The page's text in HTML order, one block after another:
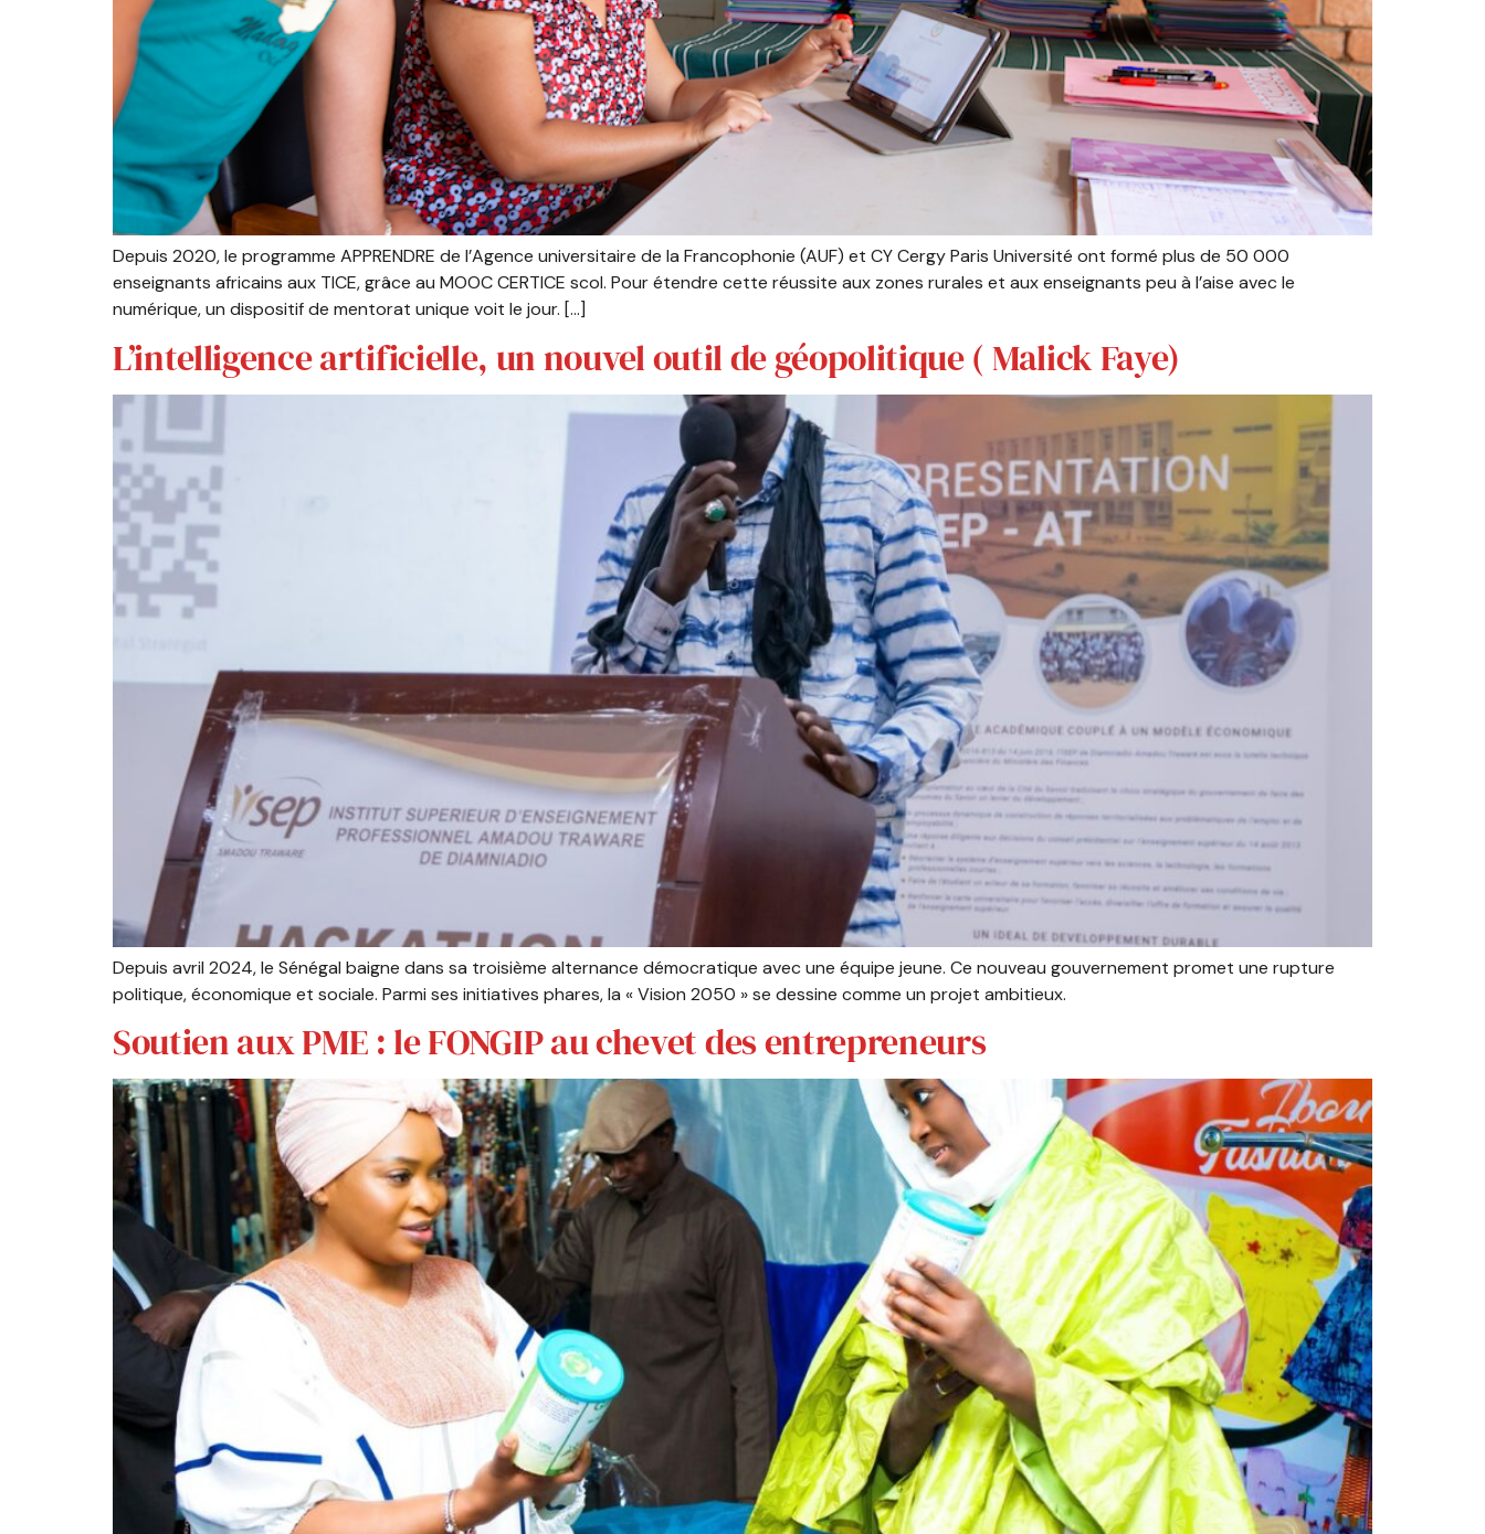
Depuis 2020, le programme APPRENDRE de l’Agence universitaire de la Francophonie (AUF) et CY Cergy Paris Université ont formé plus de 50 000
enseignants africains aux TICE, grâce au MOOC CERTICE scol. Pour étendre cette réussite aux zones rurales et aux enseignants peu à l’aise avec le
numérique, un dispositif de mentorat unique voit le jour. […]
L’intelligence artificielle, un nouvel outil de géopolitique ( Malick Faye)
Depuis avril 2024, le Sénégal baigne dans sa troisième alternance démocratique avec une équipe jeune. Ce nouveau gouvernement promet une rupture
politique, économique et sociale. Parmi ses initiatives phares, la « Vision 2050 » se dessine comme un projet ambitieux.
Soutien aux PME : le FONGIP au chevet des entrepreneurs